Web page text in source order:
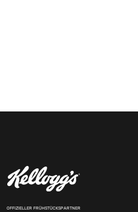
OFFIZIELLER FRÜHSTÜCKSPARTNER